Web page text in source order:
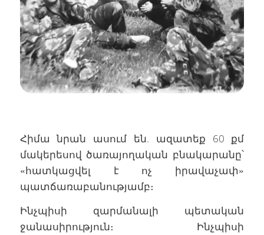
Հիմա նրան ասում են. ազատեք 60 քմ
մակերեսով ծառայողական բնակարանը՝
«հատկացվել է ոչ իրավաչափ»
պատճառաբանությամբ։
Ինչպիսի զարմանալի պետական
ջանասիրություն։ Ինչպիսի